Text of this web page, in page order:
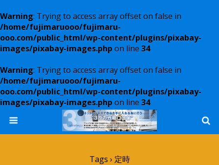
Warning: Trying to access array offset on false in
/home/fujimaruooo/fujimaru-
ooo.com/public_html/wp-content/plugins/pixabay-
images/pixabay-images.php on line 34
Warning: Trying to access array offset on false in
/home/fujimaruooo/fujimaru-
ooo.com/public_html/wp-content/plugins/pixabay-
images/pixabay-images.php on line 34
Tags › 定時